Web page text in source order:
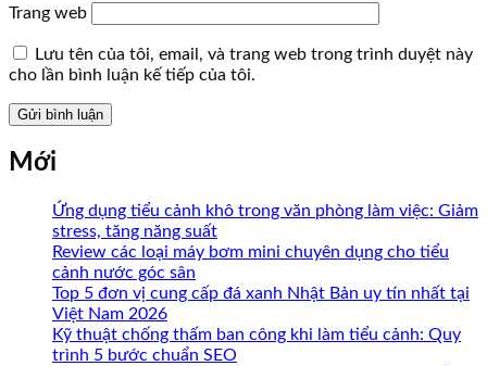
Trang web
Lưu tên của tôi, email, và trang web trong trình duyệt này
cho lần bình luận kế tiếp của tôi.
Mới
Ứng dụng tiểu cảnh khô trong văn phòng làm việc: Giảm
stress, tăng năng suất
Review các loại máy bơm mini chuyên dụng cho tiểu
cảnh nước góc sân
Top 5 đơn vị cung cấp đá xanh Nhật Bản uy tín nhất tại
Việt Nam 2026
Kỹ thuật chống thấm ban công khi làm tiểu cảnh: Quy
trình 5 bước chuẩn SEO